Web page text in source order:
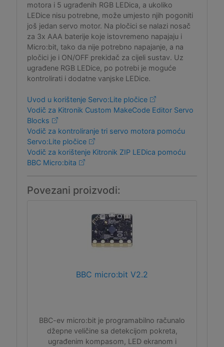
motora i 5 ugrađenih RGB LEDica, a ukoliko
LEDice nisu potrebne, može umjesto njih pogoniti
još jedan servo motor. Na pločici se nalazi nosač
za 3x AAA baterije koje istovremeno napajaju i
Micro:bit, tako da nije potrebno napajanje, a na
pločici je i ON/OFF prekidač za cijeli sustav. Uz
ugrađene RGB LEDice, po potrebi je moguće
kontrolirati i dodatne vanjske LEDice.
Uvod u korištenje Servo:Lite pločice
Vodič za Kitronik Custom MakeCode Editor Servo
Blocks
Vodič za kontroliranje tri servo motora pomoću
Servo:Lite pločice
Vodič za korištenje Kitronik ZIP LEDica pomoću
BBC Micro:bita
Povezani proizvodi:
BBC micro:bit V2.2
BBC-ev micro:bit je programabilno računalo
džepne veličine sa detekcijom pokreta,
ugrađenim kompasom, LED ekranom i